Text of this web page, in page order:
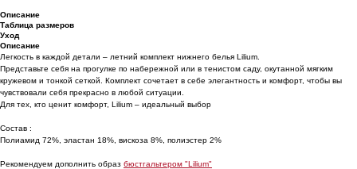
Описание
Таблица размеров
Уход
Описание
Легкость в каждой детали – летний комплект нижнего белья Lilium.
Представьте себя на прогулке по набережной или в тенистом саду, окутанной мягким
кружевом и тонкой сеткой. Комплект сочетает в себе элегантность и комфорт, чтобы вы
чувствовали себя прекрасно в любой ситуации.
Для тех, кто ценит комфорт, Lilium – идеальный выбор
Состав :
Полиамид 72%, эластан 18%, вискоза 8%, полиэстер 2%
Рекомендуем дополнить образ бюстгальтером "Lilium"